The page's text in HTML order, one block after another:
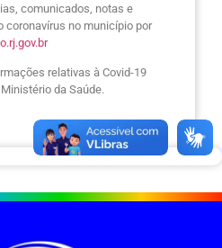
comunicados, notas e
coronavírus no município por
relativas à Covid-19
da Saúde.